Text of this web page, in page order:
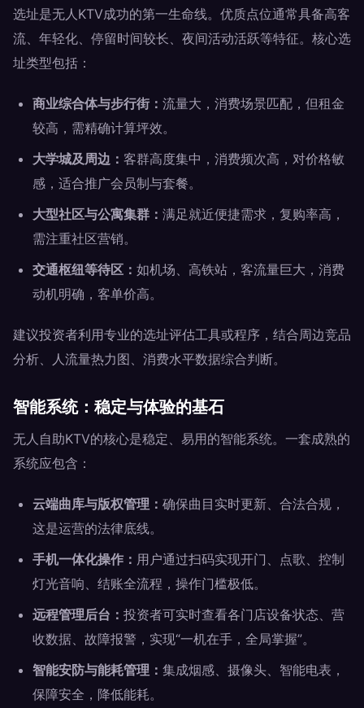
选址是无人KTV成功的第一生命线。优质点位通常具备高客
流、年轻化、停留时间较长、夜间活动活跃等特征。核心选
址类型包括：
商业综合体与步行街： 流量大，消费场景匹配，但租金
较高，需精确计算坪效。
大学城及周边： 客群高度集中，消费频次高，对价格敏
感，适合推广会员制与套餐。
大型社区与公寓集群： 满足就近便捷需求，复购率高，
需注重社区营销。
交通枢纽等待区： 如机场、高铁站，客流量巨大，消费
动机明确，客单价高。
建议投资者利用专业的选址评估工具或程序，结合周边竞品
分析、人流量热力图、消费水平数据综合判断。
智能系统：稳定与体验的基石
无人自助KTV的核心是稳定、易用的智能系统。一套成熟的
系统应包含：
云端曲库与版权管理： 确保曲目实时更新、合法合规，
这是运营的法律底线。
手机一体化操作： 用户通过扫码实现开门、点歌、控制
灯光音响、结账全流程，操作门槛极低。
远程管理后台： 投资者可实时查看各门店设备状态、营
收数据、故障报警，实现“一机在手，全局掌握”。
智能安防与能耗管理： 集成烟感、摄像头、智能电表，
保障安全，降低能耗。